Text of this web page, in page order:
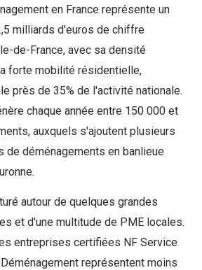
en France représente un
milliards d'euros de chiffre
de-France, avec sa densité
forte mobilité résidentielle,
près de 35% de l'activité nationale.
chaque année entre 150 000 et
auxquels s'ajoutent plusieurs
de déménagements en banlieue
autour de quelques grandes
et d'une multitude de PME locales.
entreprises certifiées NF Service
représentent moins